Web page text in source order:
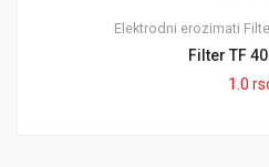
Elektrodni erozimati
Filter TF
1.0